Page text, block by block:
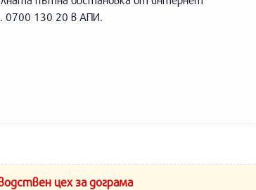
0700 130 20 в АПИ.
цех за дограма